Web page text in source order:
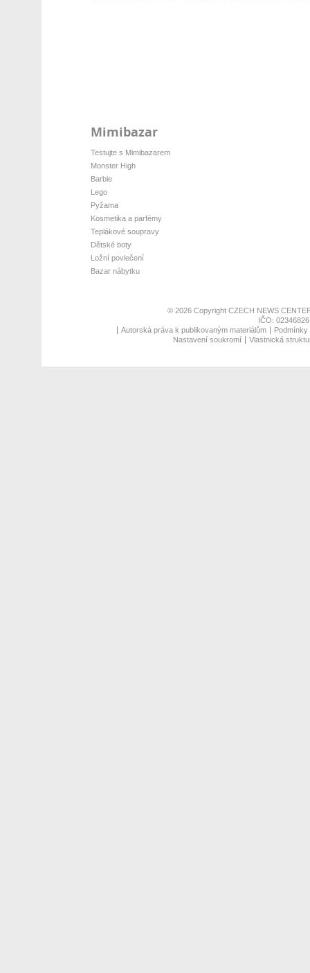
Mimibazar
Testujte s Mimibazarem
Monster High
Barbie
Lego
Pyžama
Kosmetika a parfémy
Teplákové soupravy
Dětské boty
Ložní povlečení
Bazar nábytku
© 2026 Copyright CZECH NEWS
IČO:
Autorská práva k publikovaným materiálům
Nastavení soukromí
Vlastnická